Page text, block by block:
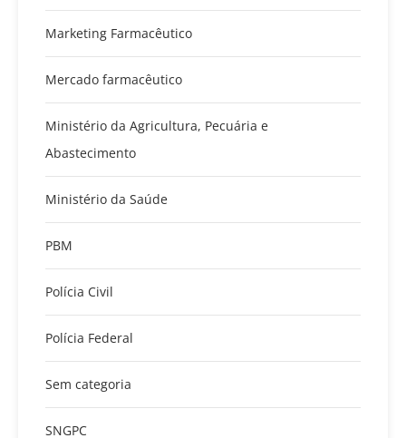
Marketing Farmacêutico
Mercado farmacêutico
Ministério da Agricultura, Pecuária e
Abastecimento
Ministério da Saúde
PBM
Polícia Civil
Polícia Federal
Sem categoria
SNGPC